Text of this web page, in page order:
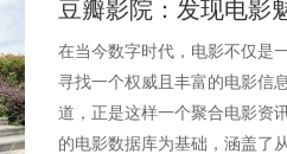
豆瓣影院：发现电影
在当今数字时代，电影不仅是
寻找一个权威且丰富的电影信
道，正是这样一个聚合电影资
的电影数据库为基础，涵盖了